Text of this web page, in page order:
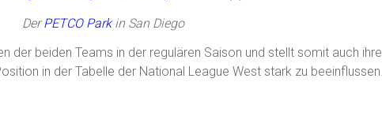
DerPETCO Parkin San Diego
der beiden Teams in der regulären Saison und stellt somit auch ihre
in der Tabelle der National League West stark zu beeinflussen.